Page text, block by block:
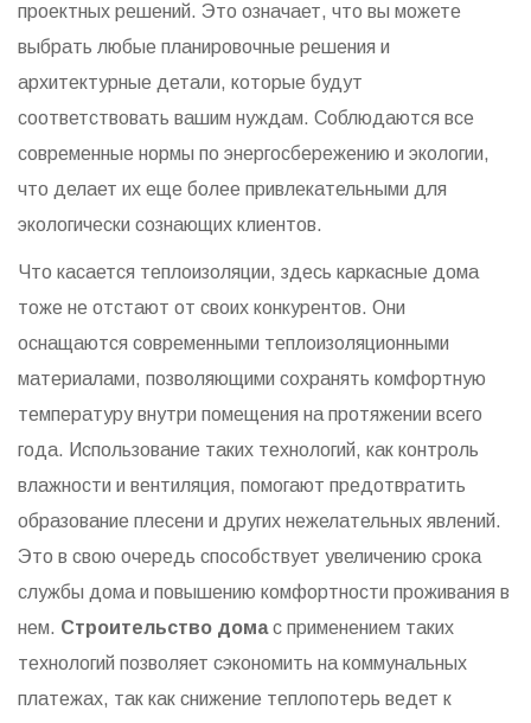
проектных решений. Это означает, что вы можете
выбрать любые планировочные решения и
архитектурные детали, которые будут
соответствовать вашим нуждам. Соблюдаются все
современные нормы по энергосбережению и экологии,
что делает их еще более привлекательными для
экологически сознающих клиентов.
Что касается теплоизоляции, здесь каркасные дома
тоже не отстают от своих конкурентов. Они
оснащаются современными теплоизоляционными
материалами, позволяющими сохранять комфортную
температуру внутри помещения на протяжении всего
года. Использование таких технологий, как контроль
влажности и вентиляция, помогают предотвратить
образование плесени и других нежелательных явлений.
Это в свою очередь способствует увеличению срока
службы дома и повышению комфортности проживания в
нем. Строительство домас применением таких
технологий позволяет сэкономить на коммунальных
платежах, так как снижение теплопотерь ведет к